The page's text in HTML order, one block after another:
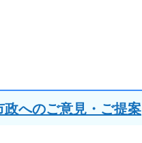
政へのご意見・ご提案